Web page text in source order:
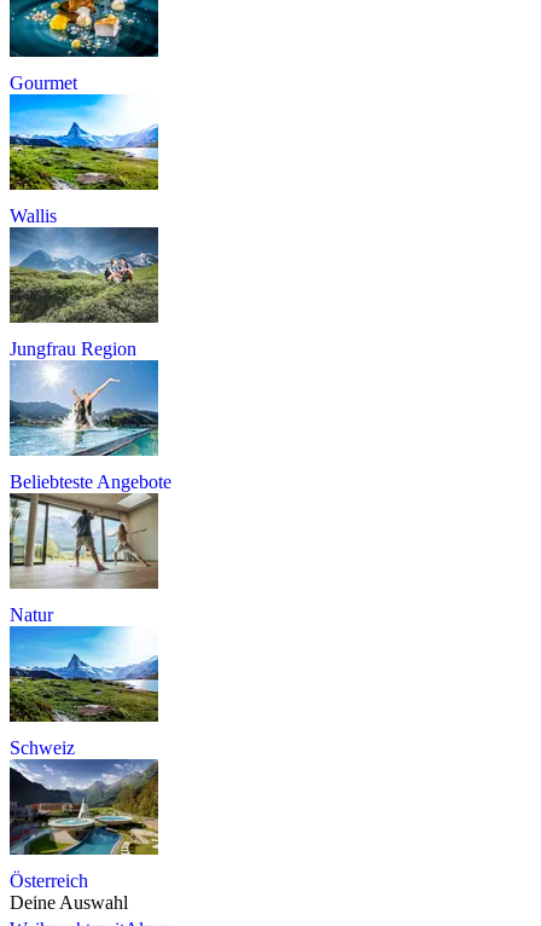
Gourmet
Wallis
Jungfrau Region
Beliebteste Angebote
Natur
Schweiz
Österreich
Deine Auswahl